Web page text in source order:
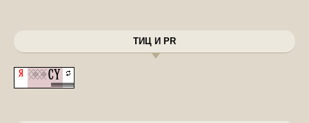
ТИЦ И PR